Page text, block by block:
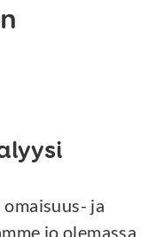
ja
jo olemassa